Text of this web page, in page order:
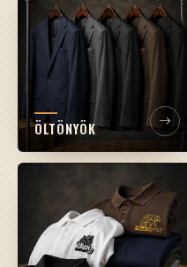
ÖLTÖNYÖK